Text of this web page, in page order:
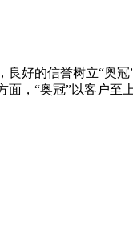
好的信誉树立“奥
，“奥冠”以客户至